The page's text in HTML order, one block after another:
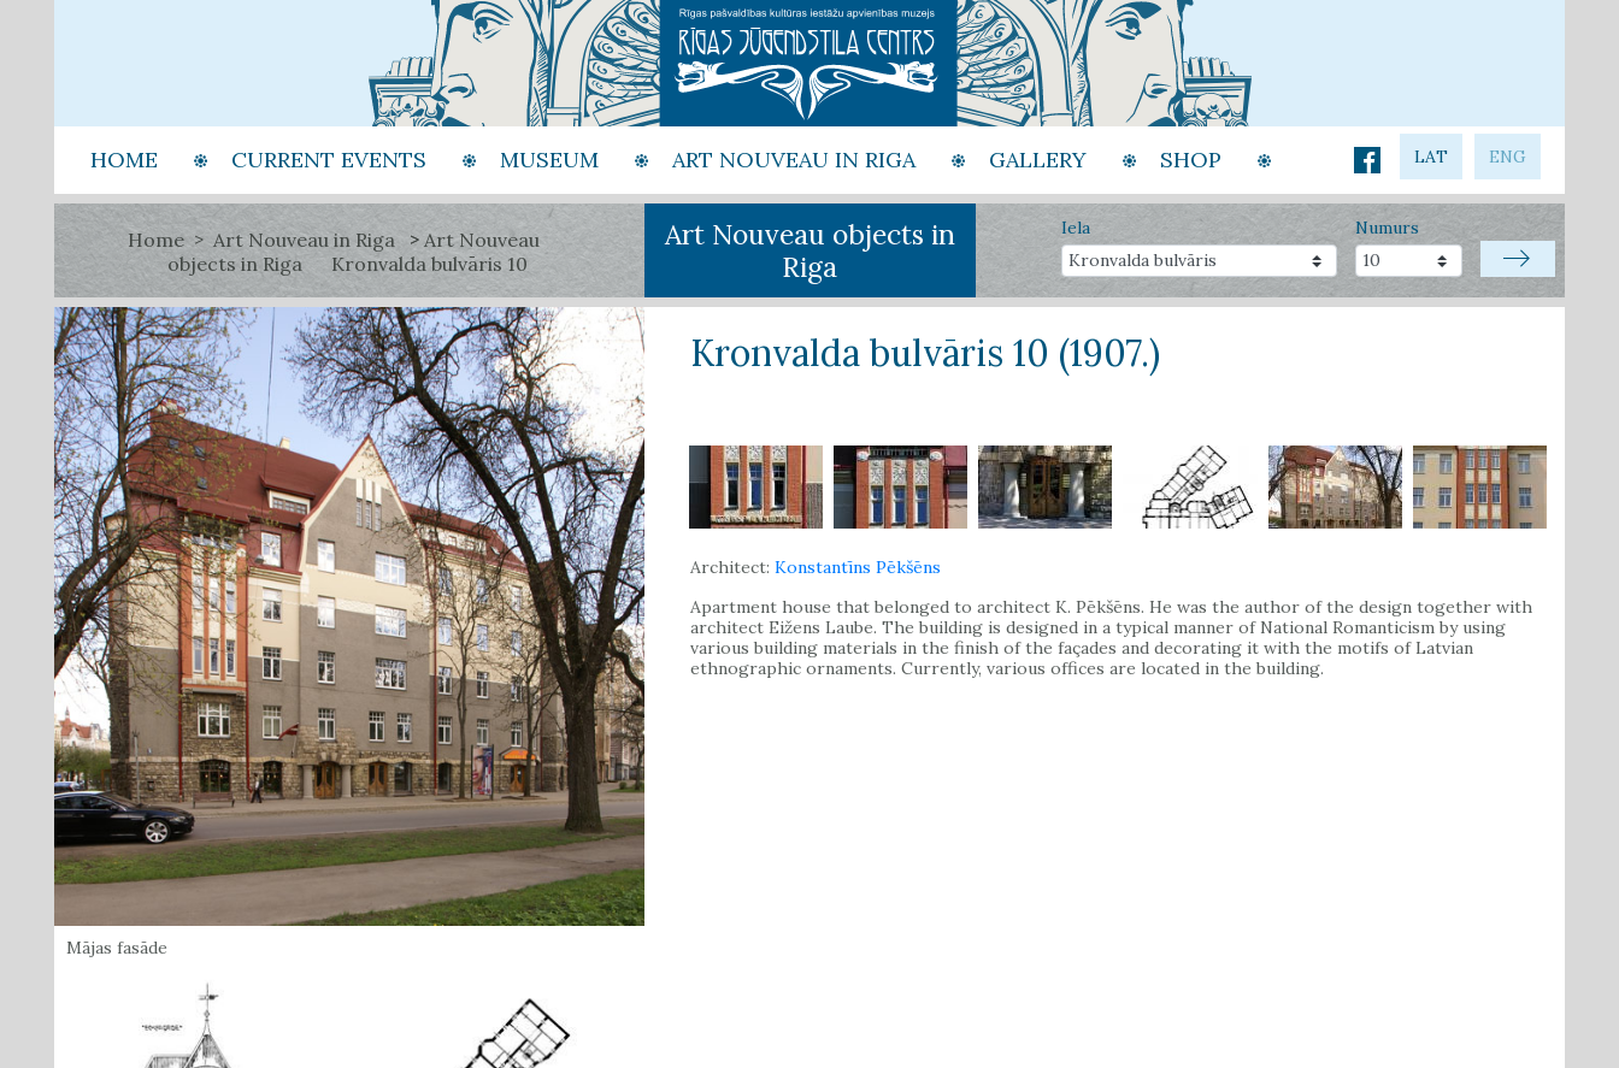
HOME CURRENT EVENTS MUSEUM ART NOUVEAU IN RIGA GALLERY SHOP LAT ENG
Home Art Nouveau in Riga
Art Nouveau
objects in Riga
Kronvalda bulvāris 10
Art Nouveau objects in
Riga
Iela Numurs
Mājas fasāde
Kronvalda bulvāris 10 (1907.)
Architect: Konstantīns Pēkšēns
Apartment house that belonged to architect K. Pēkšēns. He was the author of the design together with
architect Eižens Laube. The building is designed in a typical manner of National Romanticism by using
various building materials in the finish of the façades and decorating it with the motifs of Latvian
ethnographic ornaments. Currently, various offices are located in the building.